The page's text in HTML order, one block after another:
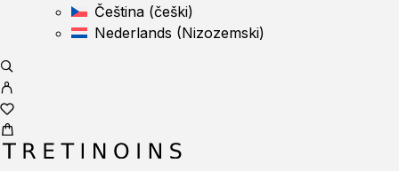
Čeština (češki)
Nederlands (Nizozemski)